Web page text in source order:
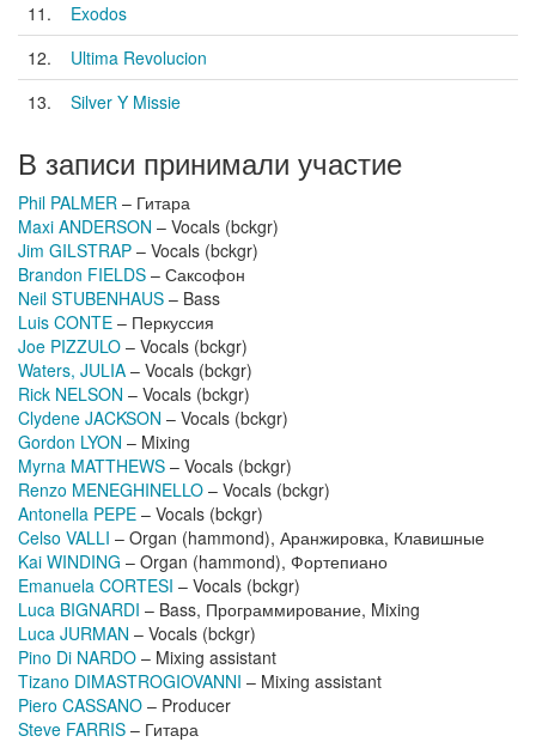
11.
Exodos
12.
Ultima Revolucion
13.
Silver Y Missie
В записи принимали участие
Phil PALMER – Гитара
Maxi ANDERSON – Vocals (bckgr)
Jim GILSTRAP – Vocals (bckgr)
Brandon FIELDS – Саксофон
Neil STUBENHAUS – Bass
Luis CONTE – Перкуссия
Joe PIZZULO – Vocals (bckgr)
Waters, JULIA – Vocals (bckgr)
Rick NELSON – Vocals (bckgr)
Clydene JACKSON – Vocals (bckgr)
Gordon LYON – Mixing
Myrna MATTHEWS – Vocals (bckgr)
Renzo MENEGHINELLO – Vocals (bckgr)
Antonella PEPE – Vocals (bckgr)
Celso VALLI – Organ (hammond), Аранжировка, Клавишные
Kai WINDING – Organ (hammond), Фортепиано
Emanuela CORTESI – Vocals (bckgr)
Luca BIGNARDI – Bass, Программирование, Mixing
Luca JURMAN – Vocals (bckgr)
Pino Di NARDO – Mixing assistant
Tizano DIMASTROGIOVANNI – Mixing assistant
Piero CASSANO – Producer
Steve FARRIS – Гитара